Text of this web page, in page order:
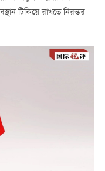
টিকিয়ে রাখতে নিরন্তর